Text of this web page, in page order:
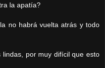
la apatía?
no habrá vuelta atrás y todo
lindas, por muy difícil que esto